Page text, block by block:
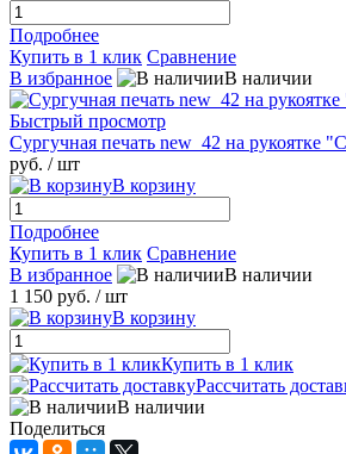
Подробнее
Купить в 1 клик Сравнение
В избранное
В наличии
Быстрый просмотр
Сургучная печать new_42 на рукоятке
руб. / шт
В корзину
Подробнее
Купить в 1 клик Сравнение
В избранное
В наличии
1 150 руб. / шт
В корзину
Купить в 1 клик
Рассчитать
В наличии
Поделиться